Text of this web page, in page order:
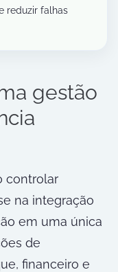
reduzir falhas
gestão
controlar
na integração
em uma única
de
financeiro e